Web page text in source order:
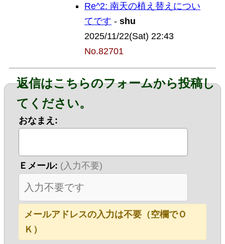
Re^2: 南天の植え替えについ
てです - shu
2025/11/22(Sat) 22:43
No.82701
返信はこちらのフォームから投稿し
てください。
おなまえ:
Ｅメール: (入力不要)
メールアドレスの入力は不要（空欄でＯ
Ｋ）